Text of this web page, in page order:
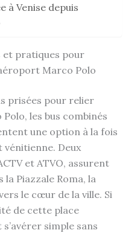
à Venise depuis
et pratiques pour
Marco Polo
prisées pour relier
les bus combinés
une option à la fois
vénitienne. Deux
et ATVO, assurent
Piazzale Roma, la
le cœur de la ville. Si
de cette place
simple sans